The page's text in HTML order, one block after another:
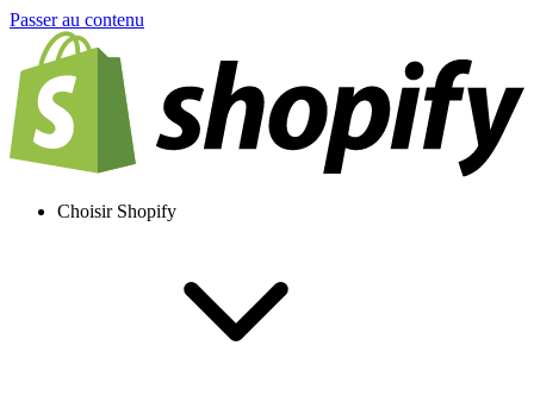
Passer au contenu
Choisir Shopify